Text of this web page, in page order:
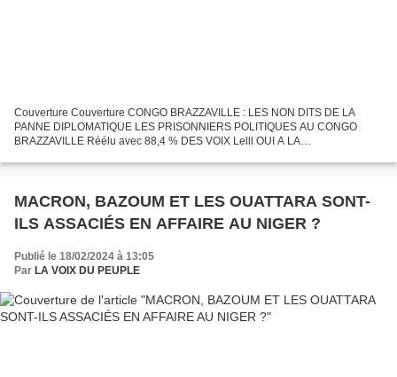
Couverture Couverture CONGO BRAZZAVILLE : LES NON DITS DE LA
PANNE DIPLOMATIQUE LES PRISONNIERS POLITIQUES AU CONGO
BRAZZAVILLE Réélu avec 88,4 % DES VOIX Lelll OUI A LA
L'information...
MACRON, BAZOUM ET LES OUATTARA SONT-
ILS ASSACIÉS EN AFFAIRE AU NIGER ?
Publié le 18/02/2024 à 13:05
Par LA VOIX DU PEUPLE